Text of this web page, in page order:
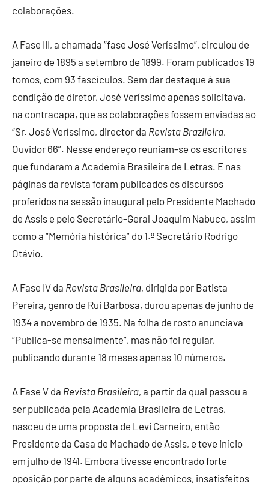
colaborações.
A Fase III, a chamada “fase José Veríssimo”, circulou de
janeiro de 1895 a setembro de 1899. Foram publicados 19
tomos, com 93 fascículos. Sem dar destaque à sua
condição de diretor, José Veríssimo apenas solicitava,
na contracapa, que as colaborações fossem enviadas ao
“Sr. José Veríssimo, director da Revista Brazileira,
Ouvidor 66”. Nesse endereço reuniam-se os escritores
que fundaram a Academia Brasileira de Letras. E nas
páginas da revista foram publicados os discursos
proferidos na sessão inaugural pelo Presidente Machado
de Assis e pelo Secretário-Geral Joaquim Nabuco, assim
como a “Memória histórica” do 1.º Secretário Rodrigo
Otávio.
A Fase IV da Revista Brasileira, dirigida por Batista
Pereira, genro de Rui Barbosa, durou apenas de junho de
1934 a novembro de 1935. Na folha de rosto anunciava
“Publica-se mensalmente”, mas não foi regular,
publicando durante 18 meses apenas 10 números.
A Fase V da Revista Brasileira, a partir da qual passou a
ser publicada pela Academia Brasileira de Letras,
nasceu de uma proposta de Levi Carneiro, então
Presidente da Casa de Machado de Assis, e teve início
em julho de 1941. Embora tivesse encontrado forte
oposição por parte de alguns acadêmicos, insatisfeitos